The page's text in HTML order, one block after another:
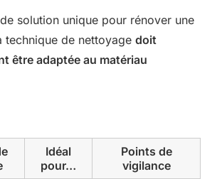
de solution unique pour rénover une
technique de nettoyage doit
être adaptée au matériau
Idéal
pour…
Points de
vigilance